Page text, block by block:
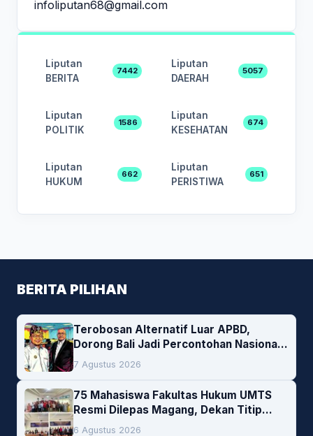
infoliputan68@gmail.com
Liputan
BERITA
7442
Liputan
DAERAH
5057
Liputan
POLITIK
1586
Liputan
KESEHATAN
674
Liputan
HUKUM
662
Liputan
PERISTIWA
651
BERITA PILIHAN
Terobosan Alternatif Luar APBD,
Dorong Bali Jadi Percontohan Nasional
Pembiayaan Daerah
7 Agustus 2026
75 Mahasiswa Fakultas Hukum UMTS
Resmi Dilepas Magang, Dekan Titip
Empat Pesan Penting
6 Agustus 2026